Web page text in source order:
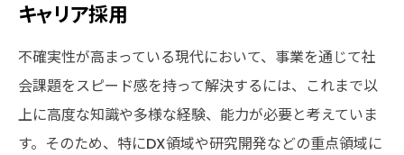
キャリア採用
不確実性が高まっている現代において、事業を通じて社
会課題をスピード感を持って解決するには、これまで以
上に高度な知識や多様な経験、能力が必要と考えていま
す。そのため、特にDX領域や研究開発などの重点領域に